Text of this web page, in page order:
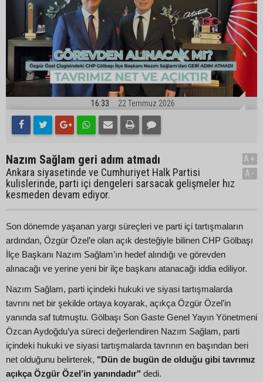
16:33 22 Temmuz 2026
Nazım Sağlam geri adım atmadı
Ankara siyasetinde ve Cumhuriyet Halk Partisi
kulislerinde, parti içi dengeleri sarsacak gelişmeler hız
kesmeden devam ediyor.
A+
A-
Son dönemde yaşanan yargı süreçleri ve parti içi tartışmaların
ardından, Özgür Özel’e olan açık desteğiyle bilinen CHP Gölbaşı
İlçe Başkanı Nazım Sağlam’ın hedef alındığı ve görevden
alınacağı ve yerine yeni bir ilçe başkanı atanacağı iddia ediliyor.
Nazım Sağlam, parti içindeki hukuki ve siyasi tartışmalarda
tavrını net bir şekilde ortaya koyarak, açıkça Özgür Özel’in
yanında saf tutmuştu. Gölbaşı Son Gaste Genel Yayın Yönetmeni
Özcan Aydoğdu’ya süreci değerlendiren Nazım Sağlam, parti
içindeki hukuki ve siyasi tartışmalarda tavrının en başından beri
net olduğunu belirterek, "Dün de bugün de olduğu gibi tavrımız
açıkça Özgür Özel’in yanındadır" dedi.